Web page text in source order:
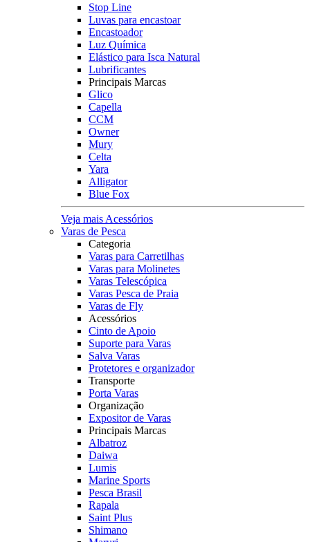
Stop Line
Luvas para encastoar
Encastoador
Luz Química
Elástico para Isca Natural
Lubrificantes
Principais Marcas
Glico
Capella
CCM
Owner
Mury
Celta
Yara
Alligator
Blue Fox
Veja mais Acessórios
Varas de Pesca
Categoria
Varas para Carretilhas
Varas para Molinetes
Varas Telescópica
Varas Pesca de Praia
Varas de Fly
Acessórios
Cinto de Apoio
Suporte para Varas
Salva Varas
Protetores e organizador
Transporte
Porta Varas
Organização
Expositor de Varas
Principais Marcas
Albatroz
Daiwa
Lumis
Marine Sports
Pesca Brasil
Rapala
Saint Plus
Shimano